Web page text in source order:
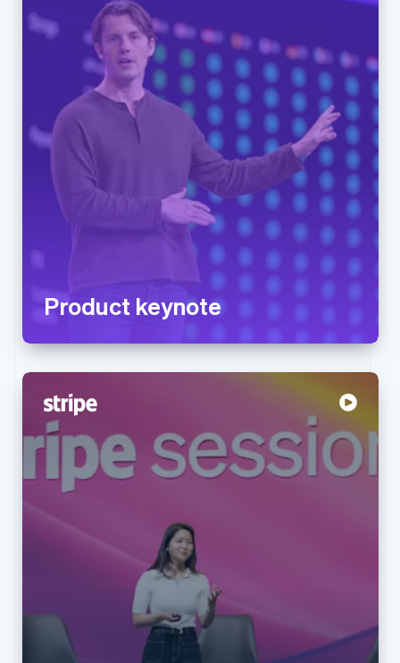
Product keynote